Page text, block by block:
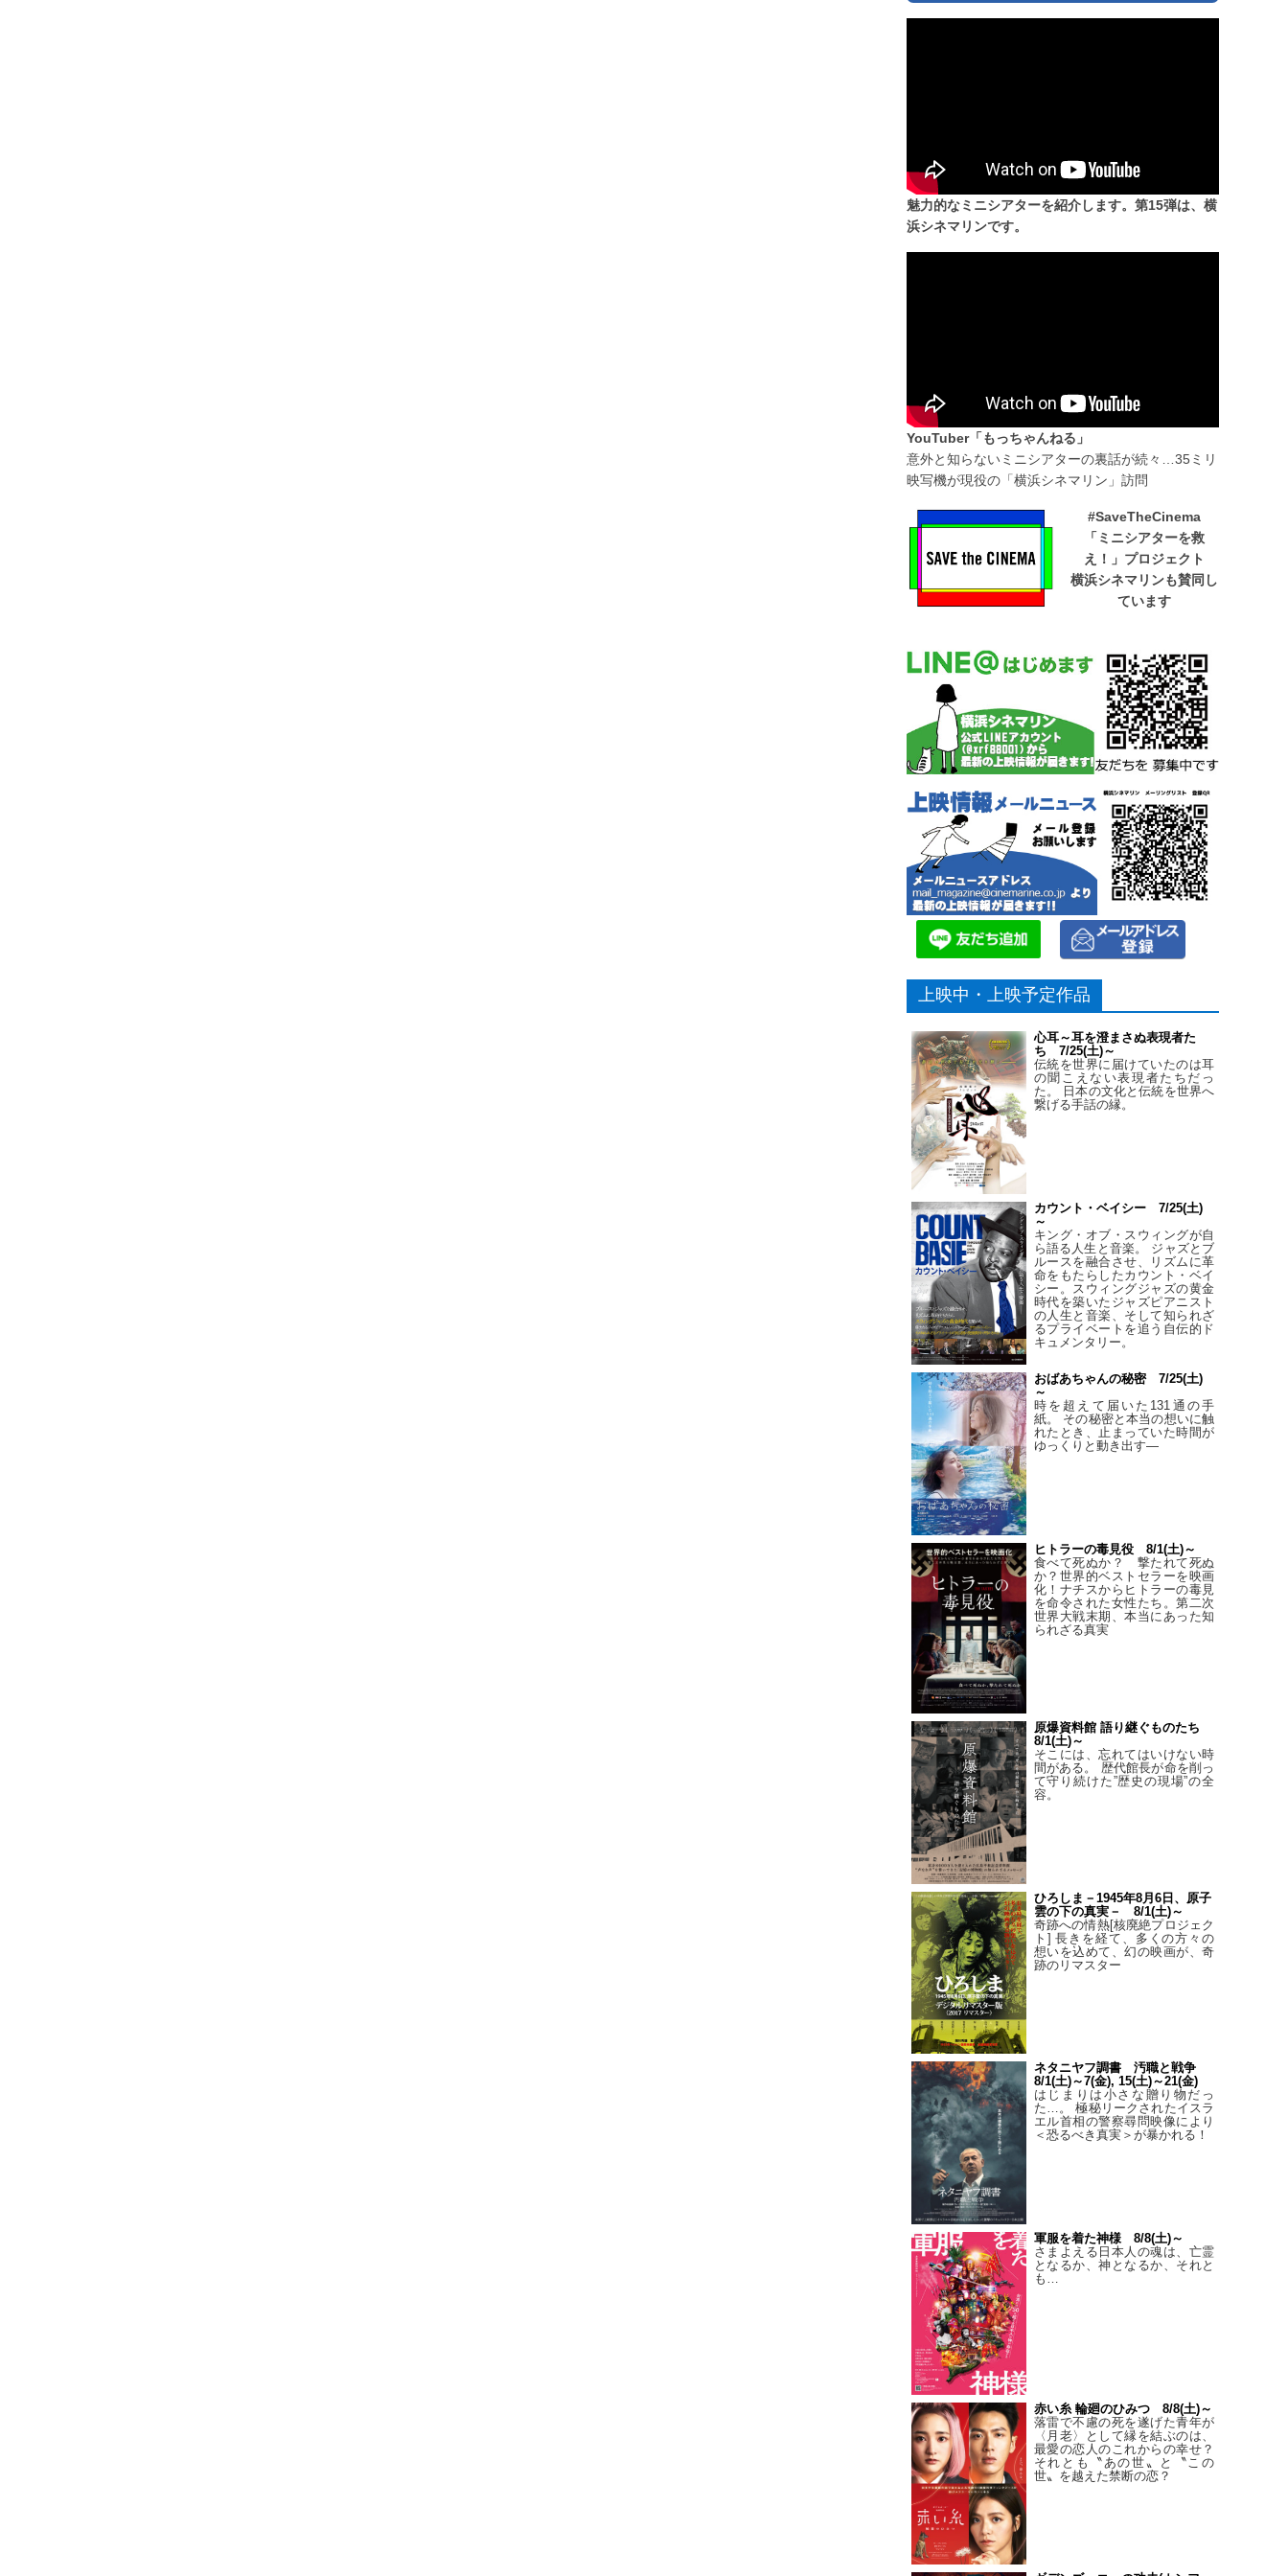
魅力的なミニシアターを紹介します。第15弾は、横
浜シネマリンです。
YouTuber「もっちゃんねる」
意外と知らないミニシアターの裏話が続々…35ミリ
映写機が現役の「横浜シネマリン」訪問
#SaveTheCinema
「ミニシアターを救
え！」プロジェクト
横浜シネマリンも賛同し
ています
上映中・上映予定作品
心耳～耳を澄まさぬ表現者た
ち 7/25(土)～
伝統を世界に届けていたのは耳
の聞こえない表現者たちだっ
た。 日本の文化と伝統を世界へ
繋げる手話の縁。
カウント・ベイシー 7/25(土)
～
キング・オブ・スウィングが自
ら語る人生と音楽。 ジャズとブ
ルースを融合させ、リズムに革
命をもたらしたカウント・ベイ
シー。スウィングジャズの黄金
時代を築いたジャズピアニスト
の人生と音楽、そして知られざ
るプライベートを追う自伝的ド
キュメンタリー。
おばあちゃんの秘密 7/25(土)
～
時を超えて届いた131通の手
紙。 その秘密と本当の想いに触
れたとき、止まっていた時間が
ゆっくりと動き出す―
ヒトラーの毒見役 8/1(土)～
食べて死ぬか？ 撃たれて死ぬ
か？世界的ベストセラーを映画
化！ナチスからヒトラーの毒見
を命令された女性たち。第二次
世界大戦末期、本当にあった知
られざる真実
原爆資料館 語り継ぐものたち
8/1(土)～
そこには、忘れてはいけない時
間がある。 歴代館長が命を削っ
て守り続けた”歴史の現場”の全
容。
ひろしま－1945年8月6日、原子
雲の下の真実－ 8/1(土)～
奇跡への情熱[核廃絶プロジェク
ト] 長きを経て、多くの方々の
想いを込めて、幻の映画が、奇
跡のリマスター
ネタニヤフ調書 汚職と戦争
8/1(土)～7(金), 15(土)～21(金)
はじまりは小さな贈り物だっ
た…。 極秘リークされたイスラ
エル首相の警察尋問映像により
＜恐るべき真実＞が暴かれる！
軍服を着た神様 8/8(土)～
さまよえる日本人の魂は、亡霊
となるか、神となるか、それと
も…
赤い糸 輪廻のひみつ 8/8(土)～
落雷で不慮の死を遂げた青年が
〈月老〉として縁を結ぶのは、
最愛の恋人のこれからの幸せ？
それとも〝あの世〟と〝この
世〟を越えた禁断の恋？